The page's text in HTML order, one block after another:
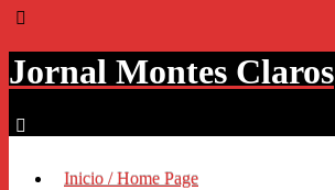
Jornal Montes Claros
Inicio / Home Page